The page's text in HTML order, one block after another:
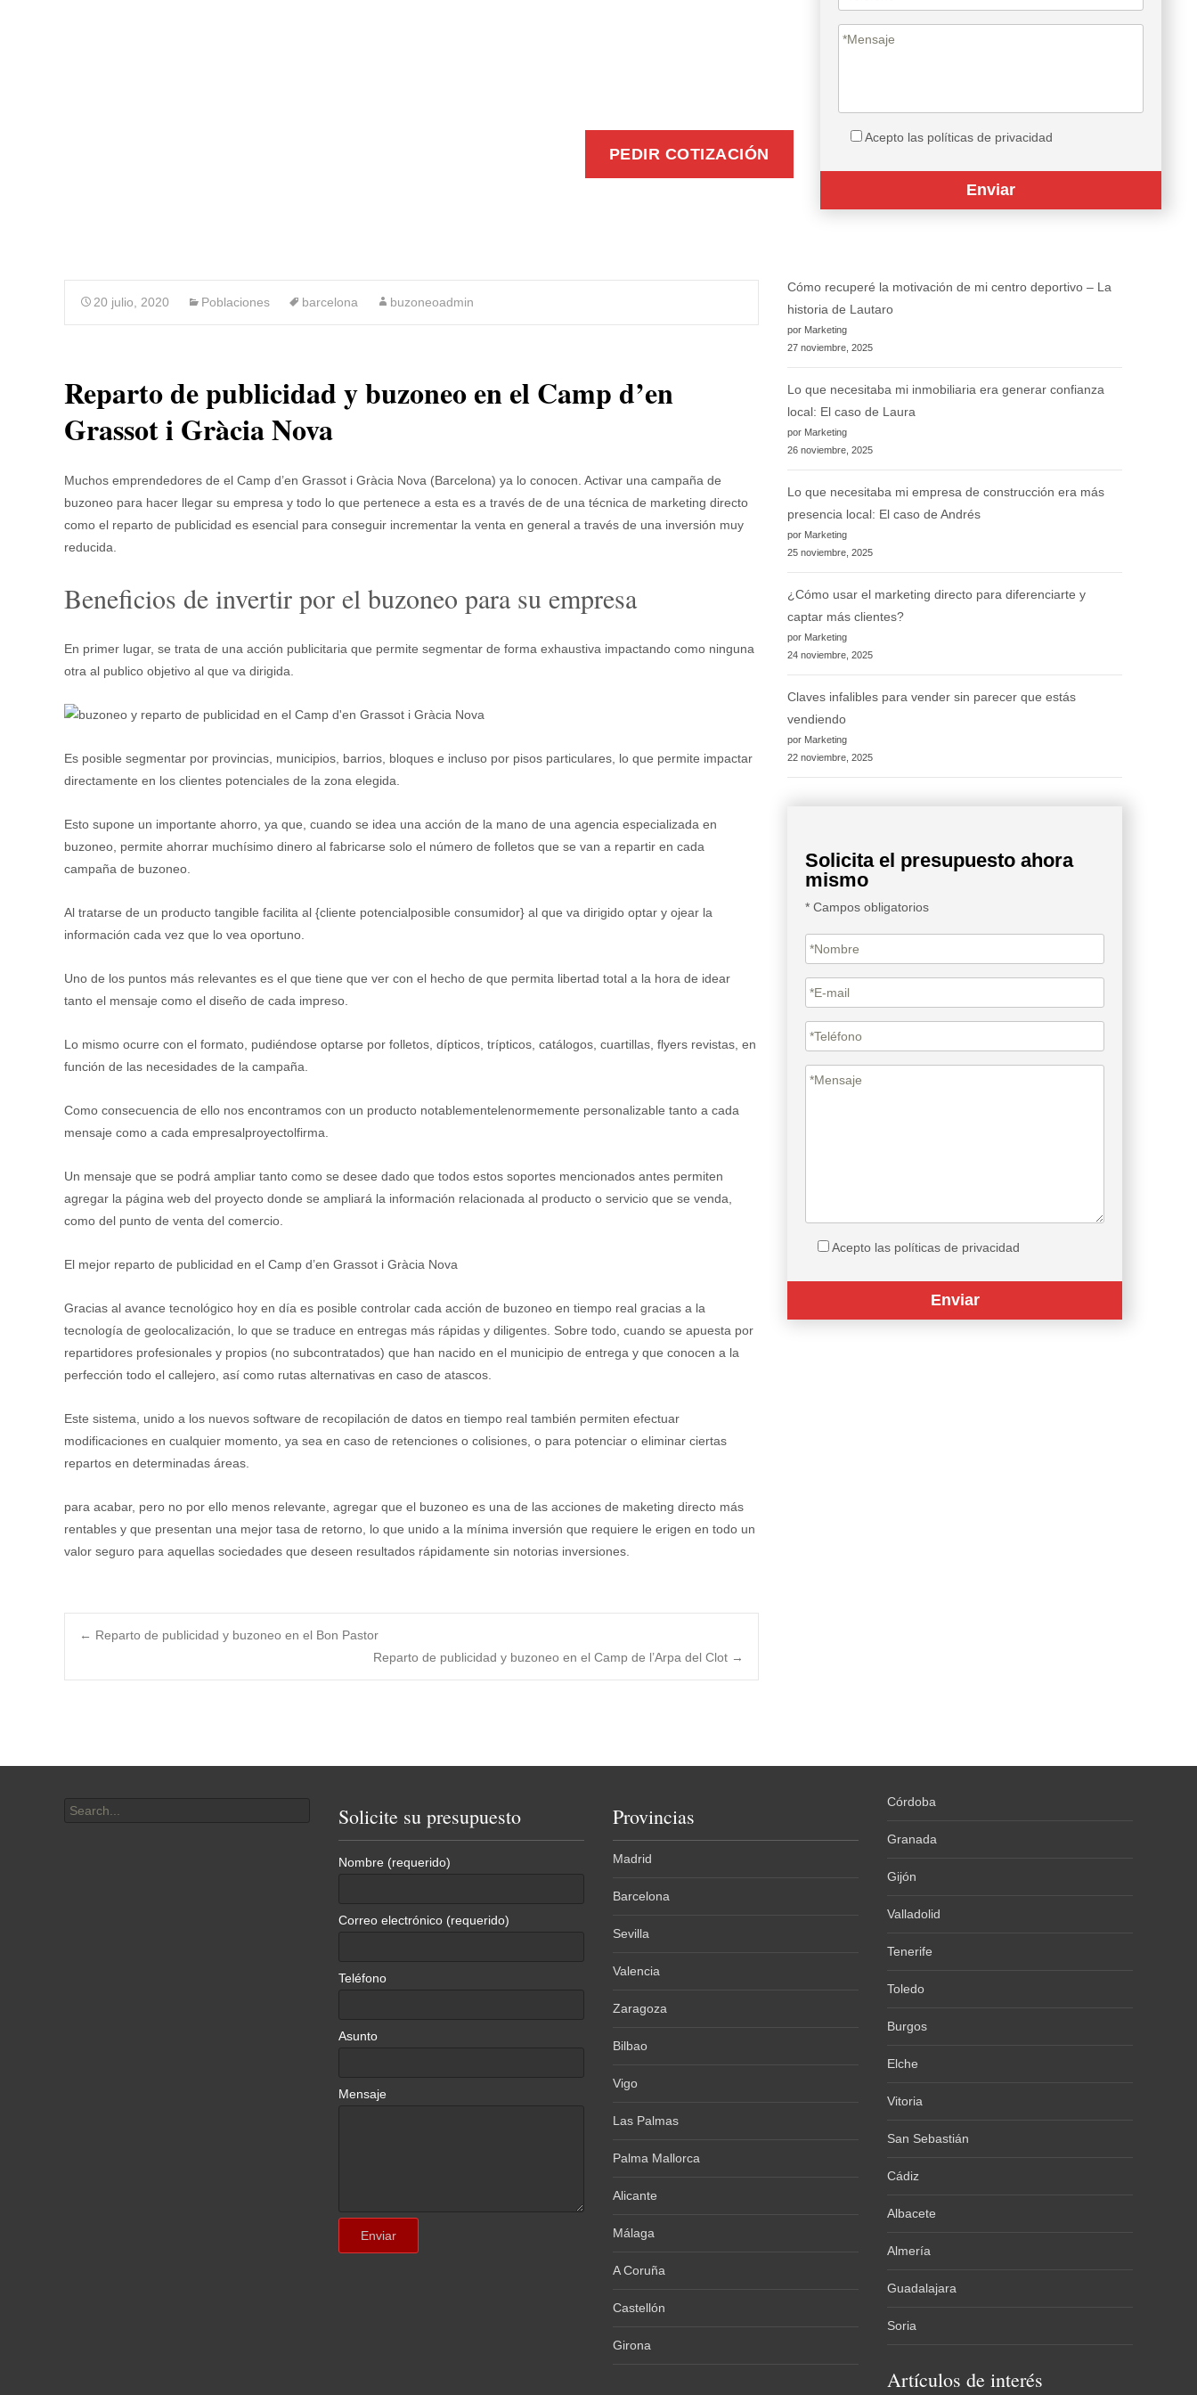
PEDIR COTIZACIÓN
Acepto las políticas de privacidad
20 julio, 2020 Poblaciones barcelona buzoneoadmin
Reparto de publicidad y buzoneo en el Camp d’en
Grassot i Gràcia Nova
Muchos emprendedores de el Camp d’en Grassot i Gràcia Nova (Barcelona) ya lo conocen. Activar una campaña de
buzoneo para hacer llegar su empresa y todo lo que pertenece a esta es a través de de una técnica de marketing directo
como el reparto de publicidad es esencial para conseguir incrementar la venta en general a través de una inversión muy
reducida.
Beneficios de invertir por el buzoneo para su empresa
En primer lugar, se trata de una acción publicitaria que permite segmentar de forma exhaustiva impactando como ninguna
otra al publico objetivo al que va dirigida.
Es posible segmentar por provincias, municipios, barrios, bloques e incluso por pisos particulares, lo que permite impactar
directamente en los clientes potenciales de la zona elegida.
Esto supone un importante ahorro, ya que, cuando se idea una acción de la mano de una agencia especializada en
buzoneo, permite ahorrar muchísimo dinero al fabricarse solo el número de folletos que se van a repartir en cada
campaña de buzoneo.
Al tratarse de un producto tangible facilita al {cliente potencialposible consumidor} al que va dirigido optar y ojear la
información cada vez que lo vea oportuno.
Uno de los puntos más relevantes es el que tiene que ver con el hecho de que permita libertad total a la hora de idear
tanto el mensaje como el diseño de cada impreso.
Lo mismo ocurre con el formato, pudiéndose optarse por folletos, dípticos, trípticos, catálogos, cuartillas, flyers revistas, en
función de las necesidades de la campaña.
Como consecuencia de ello nos encontramos con un producto notablementelenormemente personalizable tanto a cada
mensaje como a cada empresalproyectolfirma.
Un mensaje que se podrá ampliar tanto como se desee dado que todos estos soportes mencionados antes permiten
agregar la página web del proyecto donde se ampliará la información relacionada al producto o servicio que se venda,
como del punto de venta del comercio.
El mejor reparto de publicidad en el Camp d’en Grassot i Gràcia Nova
Gracias al avance tecnológico hoy en día es posible controlar cada acción de buzoneo en tiempo real gracias a la
tecnología de geolocalización, lo que se traduce en entregas más rápidas y diligentes. Sobre todo, cuando se apuesta por
repartidores profesionales y propios (no subcontratados) que han nacido en el municipio de entrega y que conocen a la
perfección todo el callejero, así como rutas alternativas en caso de atascos.
Este sistema, unido a los nuevos software de recopilación de datos en tiempo real también permiten efectuar
modificaciones en cualquier momento, ya sea en caso de retenciones o colisiones, o para potenciar o eliminar ciertas
repartos en determinadas áreas.
para acabar, pero no por ello menos relevante, agregar que el buzoneo es una de las acciones de maketing directo más
rentables y que presentan una mejor tasa de retorno, lo que unido a la mínima inversión que requiere le erigen en todo un
valor seguro para aquellas sociedades que deseen resultados rápidamente sin notorias inversiones.
Post
← Reparto de publicidad y buzoneo en el Bon Pastor
Reparto de publicidad y buzoneo en el Camp de l’Arpa del Clot →
Cómo recuperé la motivación de mi centro deportivo – La
historia de Lautaro
por Marketing
27 noviembre, 2025
Lo que necesitaba mi inmobiliaria era generar confianza
local: El caso de Laura
por Marketing
26 noviembre, 2025
Lo que necesitaba mi empresa de construcción era más
presencia local: El caso de Andrés
por Marketing
25 noviembre, 2025
¿Cómo usar el marketing directo para diferenciarte y
captar más clientes?
por Marketing
24 noviembre, 2025
Claves infalibles para vender sin parecer que estás
vendiendo
por Marketing
22 noviembre, 2025
Acepto las políticas de privacidad
for:
Solicite su presupuesto
Nombre (requerido)
Correo electrónico (requerido)
Teléfono
Asunto
Mensaje
Provincias
Madrid
Barcelona
Sevilla
Valencia
Zaragoza
Bilbao
Vigo
Las Palmas
Palma Mallorca
Alicante
Málaga
A Coruña
Castellón
Girona
Córdoba
Granada
Gijón
Valladolid
Tenerife
Toledo
Burgos
Elche
Vitoria
San Sebastián
Cádiz
Albacete
Almería
Guadalajara
Soria
Artículos de interés